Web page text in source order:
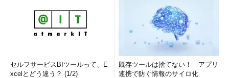
セルフサービスBIツールって、E
xcelとどう違う？ (1/2)
既存ツールは捨てない！ アプリ
連携で防ぐ情報のサイロ化